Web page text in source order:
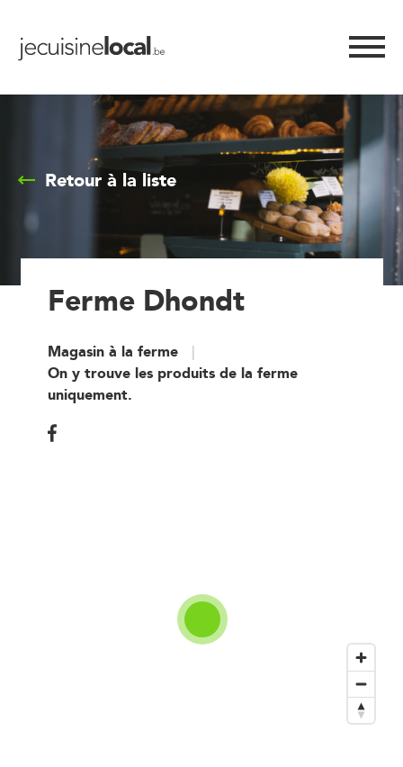
Retour à la liste
Ferme Dhondt
Magasin à la ferme
On y trouve les produits de la ferme
uniquement.